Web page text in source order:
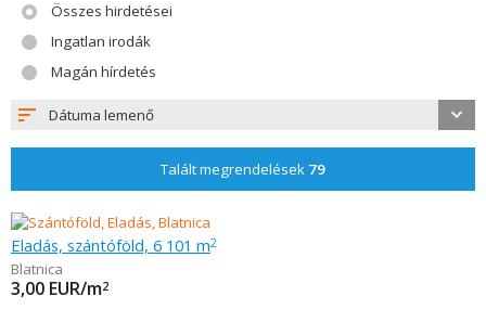
Összes hirdetései
Ingatlan irodák
Magán hírdetés
Dátuma lemenő
Talált megrendelések 79
Eladás, szántóföld, 6 101 m2
Blatnica
3,00 EUR/m2